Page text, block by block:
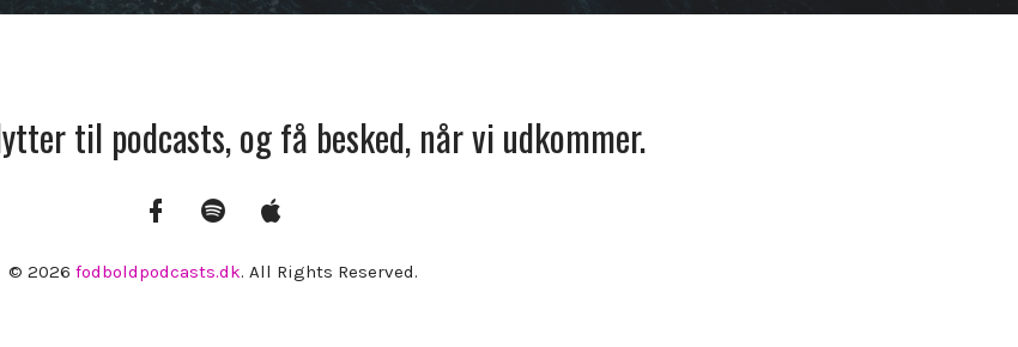
til podcasts, og få besked, når vi udkommer.
FacebookSpotify
© 2026 fodboldpodcasts.dk. All Rights Reserved.